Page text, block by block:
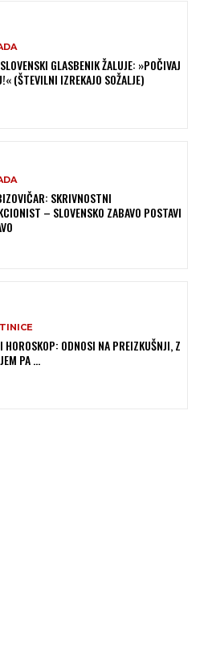
GLASBENIK ŽALUJE: »POČIVAJ
(ŠTEVILNI IZREKAJO SOŽALJE)
SKRIVNOSTNI
– SLOVENSKO ZABAVO POSTAVI
HOROSKOP: ODNOSI NA PREIZKUŠNJI, Z
PA …